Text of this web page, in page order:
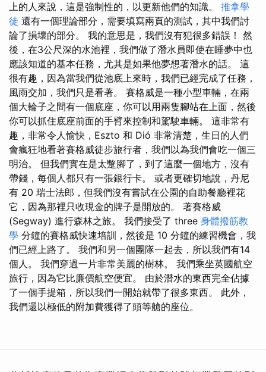
上的人來說，這是強制性的，以更新他們的知識。 推拿學
徒 還有一個理論部分，需要填寫兩頁的測試，其中我們討
論了損壞的部分。 我的意思是，我們沒有犯很多錯誤！ 然
後，在3公尺深的水池裡，我們做了潛水員即使在睡夢中也
應該知道的基本任務，尤其是如果他夢想著潛水的話。 這
很有趣，因為當我們從池底上來時，我們已經完成了任務，
風雨交加，我們只是看著。 賽格威是一種小型車輛，在兩
個大輪子之間有一個底座，你可以用兩隻腳站在上面，然後
你可以抓住底座前面的手臂來控制和駕駛車輛。 這非常有
趣，非常令人愉快，Eszto 和 Dió 非常清楚，生日的人們
會瘋狂地看著賽格威徒步旅行者，我們以為我們會吃一個三
明治。 但我們實在是太蹩腳了，到了這麼一個地方，沒有
帶錢，每個人都只有一張銀行卡。 或者更確切地說，丹尼
有 20 瑞士法郎，但我們沒有嘗試在公園的自助餐廳裡花
它，因為那裡只收現金的牌子是開放的。 著賽格威
(Segway) 進行森林之旅。 我們接受了 three 身體撥筋教
學 分鐘的賽格威快速培訓，然後是 10 分鐘的練習機會，我
們已經上路了。 我們和另一個團隊一起去，所以我們有14
個人。 我們穿過一片非常美麗的樹林。 我們乘坐英國航空
旅行，因為它比廉價航空便宜。 由於潛水的東西完全佔據
了一個手提箱，所以我們一開始就帶了很多東西。 此外，
我們還以極低的附加費獲得了頭等艙的座位。